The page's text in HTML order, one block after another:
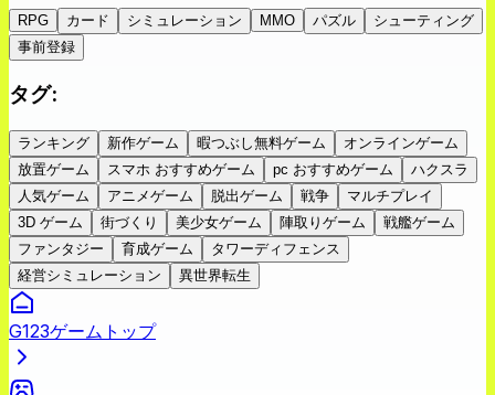
RPG カード シミュレーション MMO パズル
シューティング
事前登録
タグ:
ランキング 新作ゲーム 暇つぶし無料ゲーム
オンラインゲーム
放置ゲーム
スマホ おすすめゲーム pc おすすめゲーム
ハクスラ
人気ゲーム
アニメゲーム 脱出ゲーム 戦争
マルチプレイ
3D ゲーム
街づくり 美少女ゲーム 陣取りゲーム
戦艦ゲーム
ファンタジー
育成ゲーム
タワーディフェンス
経営シミュレーション
異世界転生
G123ゲームトップ